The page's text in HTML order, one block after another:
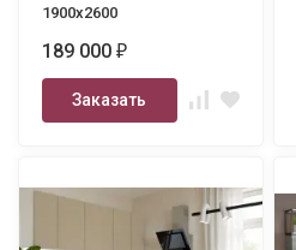
1900х2600
189 000₽
Заказать